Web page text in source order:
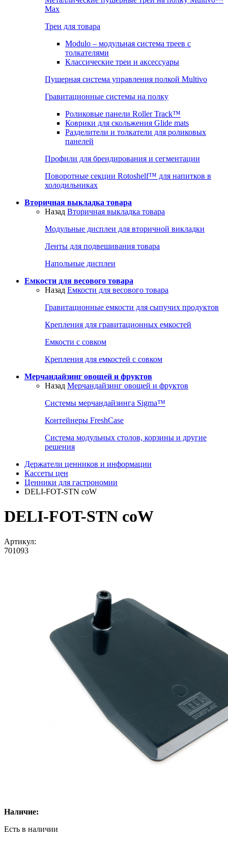
Max
Треи для товара
Modulo – модульная система треев с
толкателями
Классические треи и аксессуары
Пушерная система управления полкой Multivo
Гравитационные системы на полку
Роликовые панели Roller Track™
Коврики для скольжения Glide mats
Разделители и толкатели для роликовых
панелей
Профили для брендирования и сегментации
Поворотные секции Rotoshelf™ для напитков в
холодильниках
Вторичная выкладка товара
Назад Вторичная выкладка товара
Модульные дисплеи для вторичной викладки
Ленты для подвешивания товара
Напольные дисплеи
Емкости для весового товара
Назад Емкости для весового товара
Гравитационные емкости для сыпучих продуктов
Крепления для гравитационных емкостей
Емкости с совком
Крепления для емкостей с совком
Мерчандайзинг овощей и фруктов
Назад Мерчандайзинг овощей и фруктов
Системы мерчандайзинга Sigma™
Контейнеры FreshCase
Система модульных столов, корзины и другие
решения
Держатели ценников и информации
Кассеты цен
Ценники для гастрономии
DELI-FOT-STN coW
DELI-FOT-STN coW
Артикул:
701093
Наличие:
Есть в наличии